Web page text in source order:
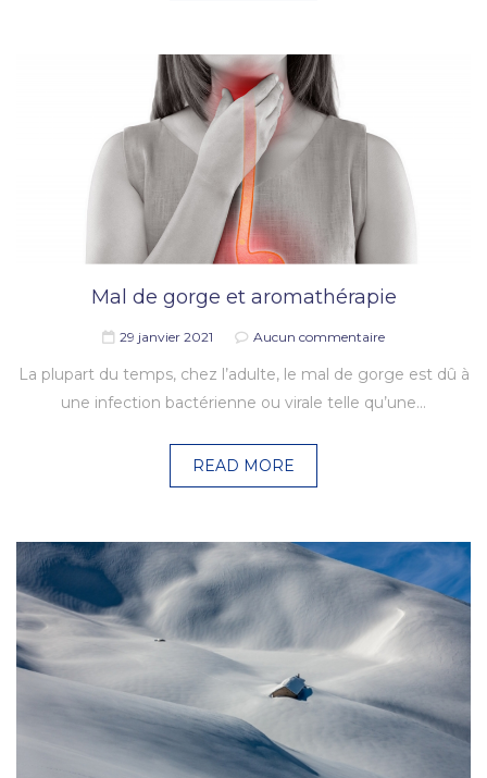
Mal de gorge et aromathérapie
29 janvier 2021 Aucun commentaire
La plupart du temps, chez l’adulte, le mal de gorge est dû à
une infection bactérienne ou virale telle qu’une…
READ MORE